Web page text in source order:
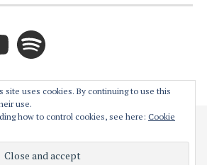
Spotify
BLOG PRZEZ E-MAIL
email aby zaprenumerować ten
o nowych wpisach
ciasteczek w celu bezproblemowego jej
że nie jest to dla Ciebie problemem,
chwili możesz je wyłączyć z poziomu
site uses cookies. By continuing to use this
use.
how to control cookies, see here: Cookie